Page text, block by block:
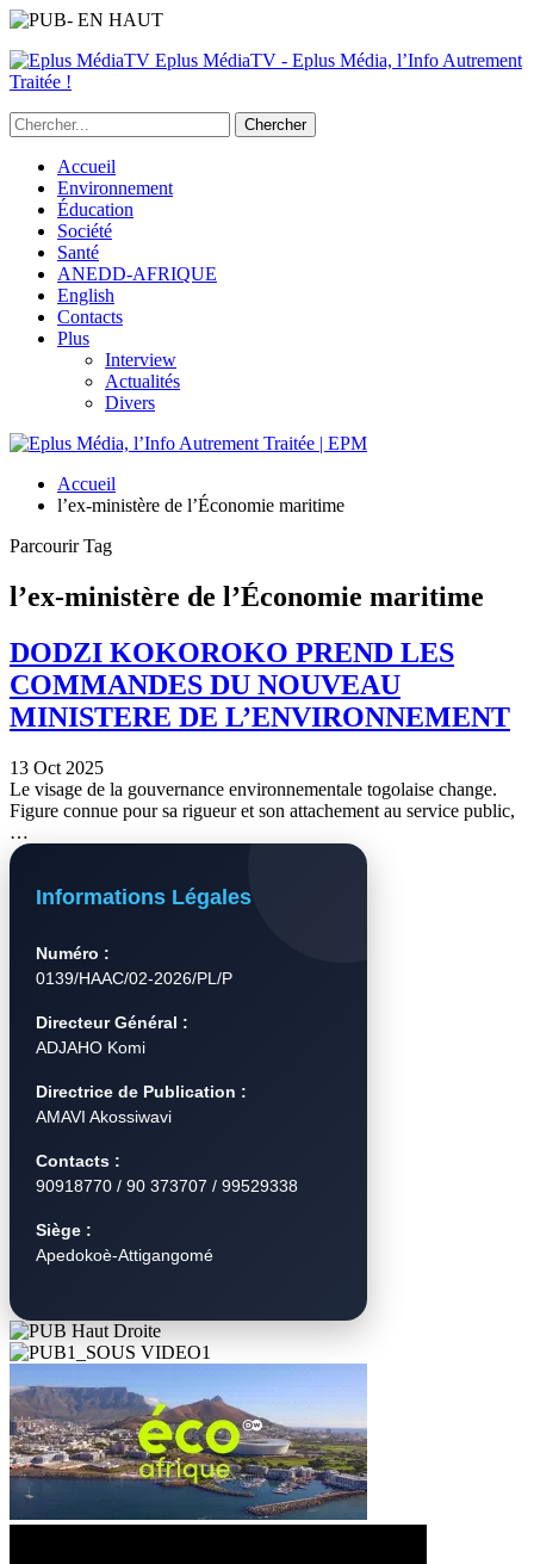
Eplus MédiaTV - Eplus Média, l’Info Autrement
Traitée !
Accueil
Environnement
Éducation
Société
Santé
ANEDD-AFRIQUE
English
Contacts
Plus
Interview
Actualités
Divers
Accueil
l’ex-ministère de l’Économie maritime
Parcourir Tag
l’ex-ministère de l’Économie maritime
DODZI KOKOROKO PREND LES
COMMANDES DU NOUVEAU
MINISTERE DE L’ENVIRONNEMENT
13 Oct 2025
Le visage de la gouvernance environnementale togolaise change.
Figure connue pour sa rigueur et son attachement au service public,
…
Informations Légales
Numéro :
0139/HAAC/02-2026/PL/P
Directeur Général :
ADJAHO Komi
Directrice de Publication :
AMAVI Akossiwavi
Contacts :
90918770 / 90 373707 / 99529338
Siège :
Apedokoè-Attigangomé